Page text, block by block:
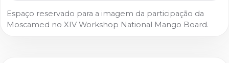
Espaço reservado para a imagem da participação da
Moscamed no XIV Workshop National Mango Board.